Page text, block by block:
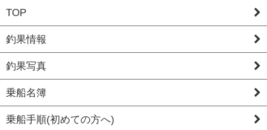
TOP
釣果情報
釣果写真
乗船名簿
乗船手順(初めての方へ)